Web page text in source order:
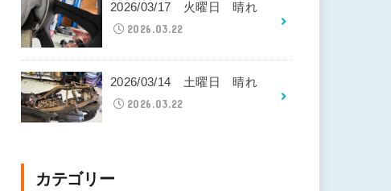
2026/03/17 火曜日 晴れ
2026.03.22
2026/03/14 土曜日 晴れ
2026.03.22
カテゴリー